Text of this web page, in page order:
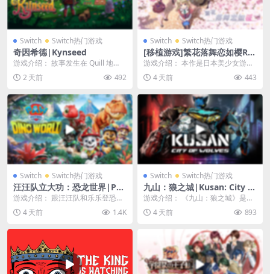
Switch Switch热门游戏
奇因希德|Kynseed
游戏介绍： 故事发生在 Quill 地
区，玩家将扮演一个家族中的好几
代人。你可以...
2 天前 492
Switch Switch热门游戏
[移植游戏]繁花落舞恋如樱Re:
BIRTH|Sore wa Maichiru S
akura no You ni -Re:BIRTH-
中文
游戏介绍： 本作是日本美少女游戏
资深大厂Navel于今天刚刚发售的纪
念品牌创立2...
4 天前 443
Switch Switch热门游戏
汪汪队立大功：恐龙世界|Pa
w Patrol: Dino World中文
游戏介绍： 跟汪汪队和乐乐登恐龙
岛做任务。打造外观，玩小游戏。
恐龙岛有麻烦？韩...
4 天前 1.4K
Switch Switch热门游戏
九山：狼之城|Kusan: City of
Wolves中文
游戏介绍： 《九山：狼之城》是一
款背景设定于枪火与腐败横行的残
酷都市丛林之中的高...
4 天前 893